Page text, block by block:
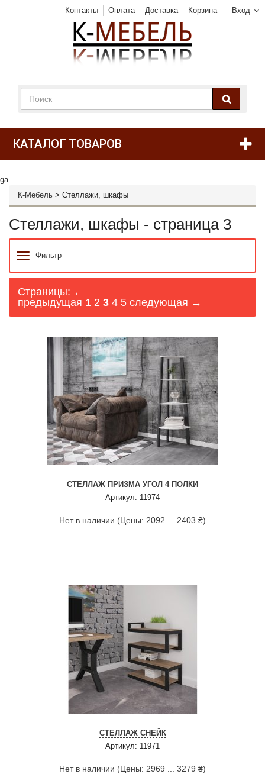
Вход
Контакты Оплата Доставка Корзина
КАТАЛОГ ТОВАРОВ
ga
К-Мебель > Стеллажи, шкафы
Стеллажи, шкафы - страница 3
Фильтр
Страницы: ←
предыдущая 1 2 3 4 5 следующая →
СТЕЛЛАЖ ПРИЗМА УГОЛ 4 ПОЛКИ
Артикул: 11974
Нет в наличии (Цены: 2092 ... 2403 ₴)
СТЕЛЛАЖ СНЕЙК
Артикул: 11971
Нет в наличии (Цены: 2969 ... 3279 ₴)